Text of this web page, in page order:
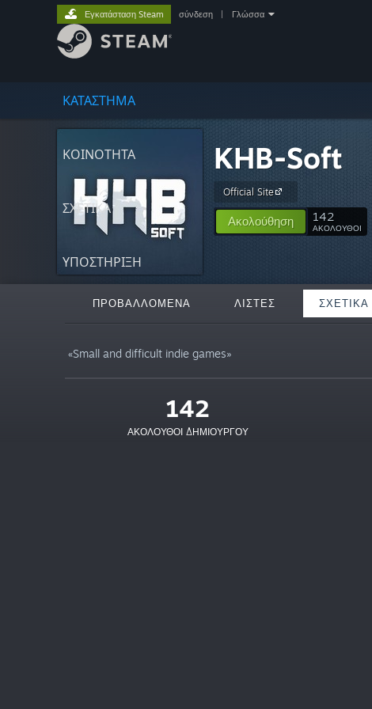
ΚΑΤΑΣΤΗΜΑ
ΚΟΙΝΟΤΗΤΑ
ΣΧΕΤΙΚΆ
ΥΠΟΣΤΗΡΙΞΗ
Εγκατάσταση Steam σύνδεση Γλώσσα
KHB-Soft
Official Site
Ακολούθηση 142
ΑΚΟΛΟΥΘΟΙ
ΠΡΟΒΑΛΛΌΜΕΝΑ ΛΊΣΤΕΣ ΣΧΕΤΙΚΆ
«Small and difficult indie games»
142
ΑΚΌΛΟΥΘΟΙ ΔΗΜΙΟΥΡΓΟΎ